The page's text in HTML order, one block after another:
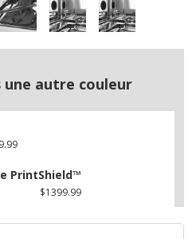
une autre couleur
PrintShield™
$1399.99